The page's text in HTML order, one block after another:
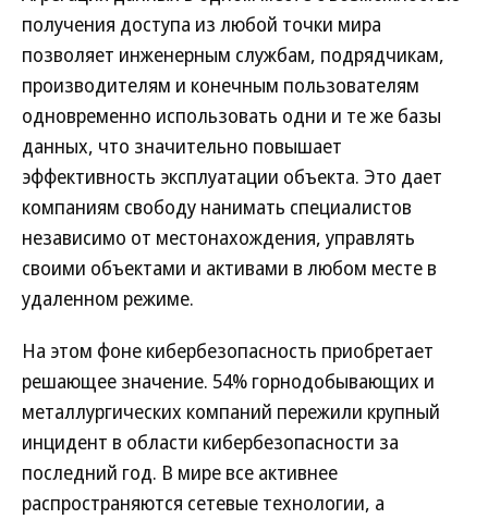
получения доступа из любой точки мира
позволяет инженерным службам, подрядчикам,
производителям и конечным пользователям
одновременно использовать одни и те же базы
данных, что значительно повышает
эффективность эксплуатации объекта. Это дает
компаниям свободу нанимать специалистов
независимо от местонахождения, управлять
своими объектами и активами в любом месте в
удаленном режиме.
На этом фоне кибербезопасность приобретает
решающее значение. 54% горнодобывающих и
металлургических компаний пережили крупный
инцидент в области кибербезопасности за
последний год. В мире все активнее
распространяются сетевые технологии, а